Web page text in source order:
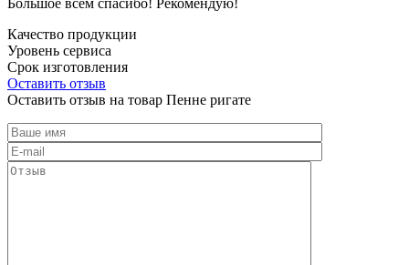
Качество продукции
Уровень сервиса
Срок изготовления
Оставить отзыв
Оставить отзыв на товар Пенне ригате